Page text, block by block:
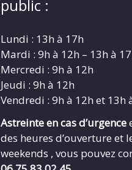
public :
Lundi : 13h à 17h
Mardi : 9h à 12h – 13h à
Mercredi : 9h à 12h
Jeudi : 9h à 12h
Vendredi : 9h à 12h et 13h
Astreinte en cas d’urgence
des heures d’ouverture et
weekends , vous pouvez